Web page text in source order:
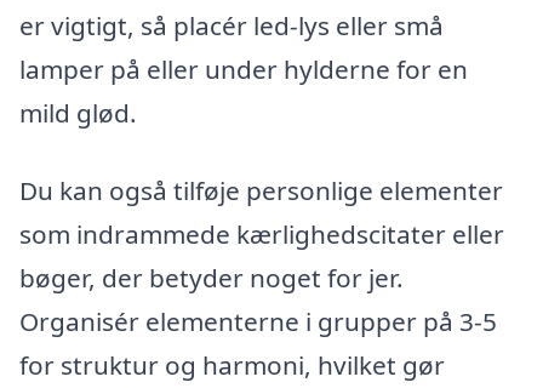
er vigtigt, så placér led-lys eller små
lamper på eller under hylderne for en
mild glød.
Du kan også tilføje personlige elementer
som indrammede kærlighedscitater eller
bøger, der betyder noget for jer.
Organisér elementerne i grupper på 3-5
for struktur og harmoni, hvilket gør